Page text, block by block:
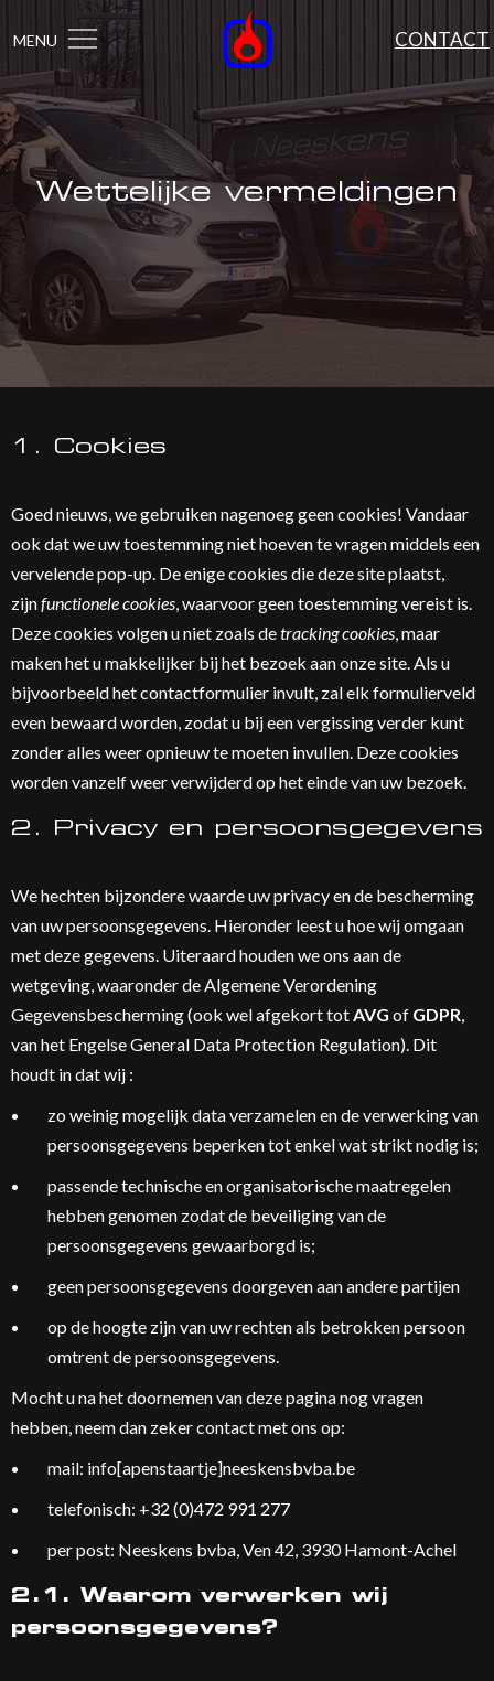
MENU CONTACT
Wettelijke vermeldingen
1. Cookies
Goed nieuws, we gebruiken nagenoeg geen cookies! Vandaar
ook dat we uw toestemming niet hoeven te vragen middels een
vervelende pop-up. De enige cookies die deze site plaatst,
zijnfunctionele cookies, waarvoor geen toestemming vereist is.
Deze cookies volgen u niet zoals detracking cookies, maar
maken het u makkelijker bij het bezoek aan onze site. Als u
bijvoorbeeld het contactformulier invult, zal elk formulierveld
even bewaard worden, zodat u bij een vergissing verder kunt
zonder alles weer opnieuw te moeten invullen. Deze cookies
worden vanzelf weer verwijderd op het einde van uw bezoek.
2. Privacy en persoonsgegevens
We hechten bijzondere waarde uw privacy en de bescherming
van uw persoonsgegevens. Hieronder leest u hoe wij omgaan
met deze gegevens. Uiteraard houden we ons aan de
wetgeving, waaronder de Algemene Verordening
Gegevensbescherming (ook wel afgekort totAVG of GDPR,
van het Engelse General Data Protection Regulation). Dit
houdt in dat wij :
zo weinig mogelijk data verzamelen en de verwerking van
persoonsgegevens beperken tot enkel wat strikt nodig is;
passende technische en organisatorische maatregelen
hebben genomen zodat de beveiliging van de
persoonsgegevens gewaarborgd is;
geen persoonsgegevens doorgeven aan andere partijen
op de hoogte zijn van uw rechten als betrokken persoon
omtrent de persoonsgegevens.
Mocht u na het doornemen van deze pagina nog vragen
hebben, neem dan zeker contact met ons op:
mail: info[apenstaartje]neeskensbvba.be
telefonisch: +32 (0)472 991 277
per post: Neeskens bvba, Ven 42, 3930 Hamont-Achel
2.1. Waarom verwerken wij
persoonsgegevens?